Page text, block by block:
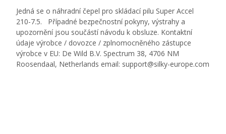
Jedná se o náhradní čepel pro skládací pilu Super Accel
210-7.5. Případné bezpečnostní pokyny, výstrahy a
upozornění jsou součástí návodu k obsluze. Kontaktní
údaje výrobce / dovozce / zplnomocněného zástupce
výrobce v EU: De Wild B.V. Spectrum 38, 4706 NM
Roosendaal, Netherlands email: support@silky-europe.com